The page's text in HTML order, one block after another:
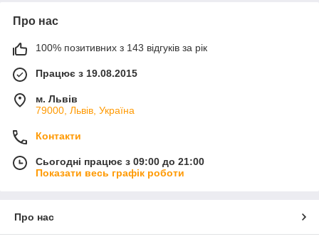
Про нас
100% позитивних з 143 відгуків за рік
Працює з 19.08.2015
м. Львів
79000, Львів, Україна
Контакти
Сьогодні працює з 09:00 до 21:00
Показати весь графік роботи
Про нас